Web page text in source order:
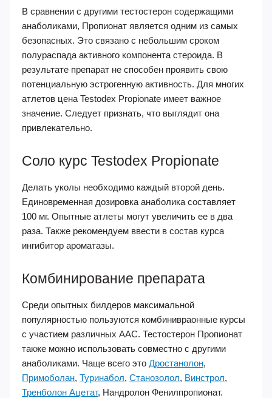
В сравнении с другими тестостерон содержащими
анаболиками, Пропионат является одним из самых
безопасных. Это связано с небольшим сроком
полураспада активного компонента стероида. В
результате препарат не способен проявить свою
потенциальную эстрогенную активность. Для многих
атлетов цена Testodex Propionate имеет важное
значение. Следует признать, что выглядит она
привлекательно.
Соло курс Testodex Propionate
Делать уколы необходимо каждый второй день.
Единовременная дозировка анаболика составляет
100 мг. Опытные атлеты могут увеличить ее в два
раза. Также рекомендуем ввести в состав курса
ингибитор ароматазы.
Комбинирование препарата
Среди опытных билдеров максимальной
популярностью пользуются комбинивраонные курсы
с участием различных ААС. Тестостерон Пропионат
также можно использовать совместно с другими
анаболиками. Чаще всего это Дростанолон,
Примоболан, Туринабол, Станозолол, Винстрол,
Тренболон Ацетат, Нандролон Фенилпропионат.